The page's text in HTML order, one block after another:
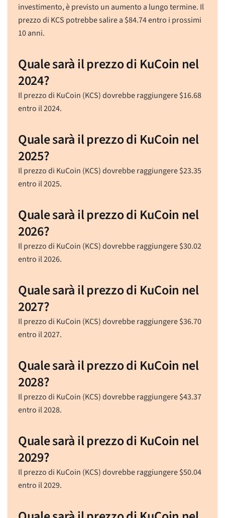
investimento, è previsto un aumento a lungo termine. Il
prezzo di KCS potrebbe salire a $84.74entro i prossimi
10 anni.
Quale sarà il prezzo di KuCoin nel
2024?
Il prezzo di KuCoin (KCS) dovrebbe raggiungere$16.68
entro il 2024.
Quale sarà il prezzo di KuCoin nel
2025?
Il prezzo di KuCoin (KCS) dovrebbe raggiungere$23.35
entro il 2025.
Quale sarà il prezzo di KuCoin nel
2026?
Il prezzo di KuCoin (KCS) dovrebbe raggiungere$30.02
entro il 2026.
Quale sarà il prezzo di KuCoin nel
2027?
Il prezzo di KuCoin (KCS) dovrebbe raggiungere$36.70
entro il 2027.
Quale sarà il prezzo di KuCoin nel
2028?
Il prezzo di KuCoin (KCS) dovrebbe raggiungere$43.37
entro il 2028.
Quale sarà il prezzo di KuCoin nel
2029?
Il prezzo di KuCoin (KCS) dovrebbe raggiungere$50.04
entro il 2029.